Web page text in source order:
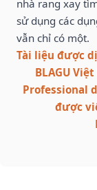
nhà rang xay
sử dụng các
vẫn chỉ có một.
Tài liệu được
BLAGU
Professional
được